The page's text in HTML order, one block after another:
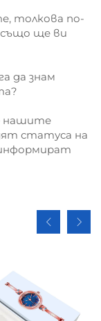
толкова по-
също ще ви
да знам
нашите
статуса на